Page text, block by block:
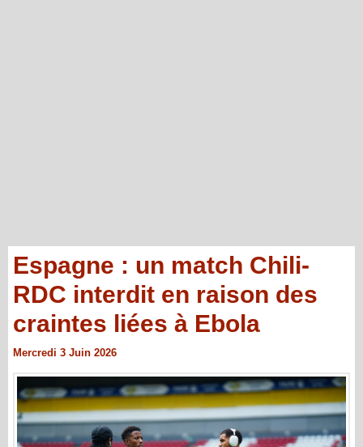
Espagne : un match Chili-
RDC interdit en raison des
craintes liées à Ebola
Mercredi 3 Juin 2026